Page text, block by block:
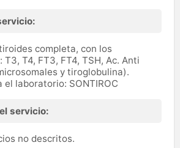
completa, con los
T3, T4, FT3, FT4, TSH, Ac. Anti
y tiroglobulina).
el laboratorio: SONTIROC
servicio:
no descritos.